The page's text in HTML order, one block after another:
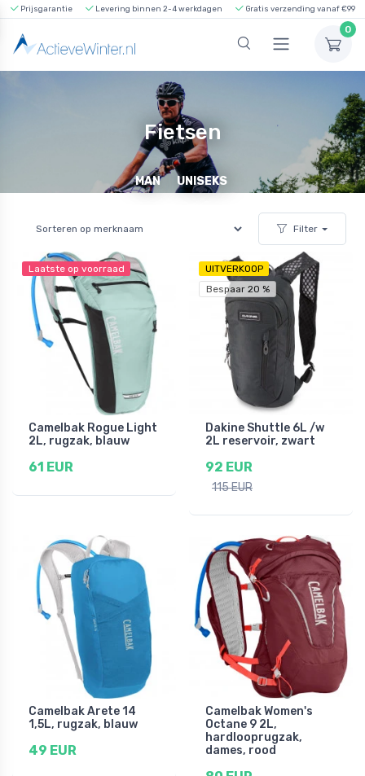
Prijsgarantie Levering binnen 2-4 werkdagen Gratis verzending vanaf €99
0
Fietsen
MAN UNISEKS
Filter
Laatste op voorraad
Camelbak Rogue Light
2L, rugzak, blauw
61 EUR
UITVERKOOP
Bespaar 20 %
Dakine Shuttle 6L /w
2L reservoir, zwart
92 EUR
115 EUR
Camelbak Arete 14
1,5L, rugzak, blauw
49 EUR
Camelbak Women's
Octane 9 2L,
hardlooprugzak,
dames, rood